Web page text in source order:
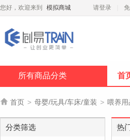
您好，欢迎来到 模拟商城 请登录
所有商品分类 首
 首页 > 母婴/玩具/车床/童装 > 喂养用
分类筛选 热